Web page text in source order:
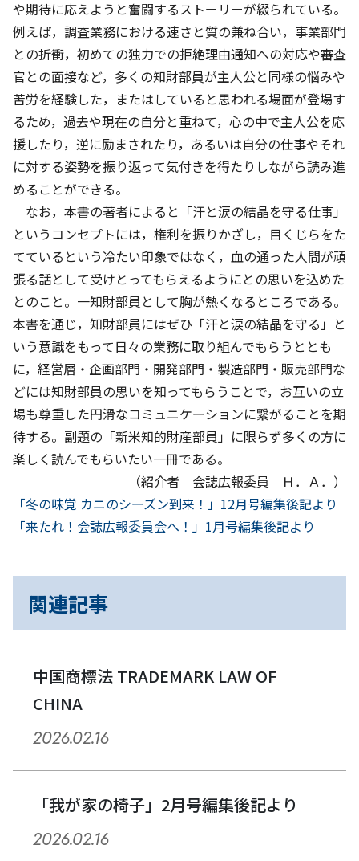
や期待に応えようと奮闘するストーリーが綴られている。
例えば，調査業務における速さと質の兼ね合い，事業部門
との折衝，初めての独力での拒絶理由通知への対応や審査
官との面接など，多くの知財部員が主人公と同様の悩みや
苦労を経験した，またはしていると思われる場面が登場す
るため，過去や現在の自分と重ねて，心の中で主人公を応
援したり，逆に励まされたり，あるいは自分の仕事やそれ
に対する姿勢を振り返って気付きを得たりしながら読み進
めることができる。
なお，本書の著者によると「汗と涙の結晶を守る仕事」
というコンセプトには，権利を振りかざし，目くじらをた
てているという冷たい印象ではなく，血の通った人間が頑
張る話として受けとってもらえるようにとの思いを込めた
とのこと。一知財部員として胸が熱くなるところである。
本書を通じ，知財部員にはぜひ「汗と涙の結晶を守る」と
いう意識をもって日々の業務に取り組んでもらうととも
に，経営層・企画部門・開発部門・製造部門・販売部門な
どには知財部員の思いを知ってもらうことで，お互いの立
場も尊重した円滑なコミュニケーションに繋がることを期
待する。副題の「新米知的財産部員」に限らず多くの方に
楽しく読んでもらいたい一冊である。
（紹介者 会誌広報委員 Ｈ．Ａ．）
投
稿
ナ
ビ
ン
前
へ
「冬の味覚 カニのシーズン到来！」12月号編集後記より
次
「来たれ！会誌広報委員会へ！」1月号編集後記より
関連記事
中国商標法 TRADEMARK LAW OF
CHINA
2026.02.16
「我が家の椅子」2月号編集後記より
2026.02.16